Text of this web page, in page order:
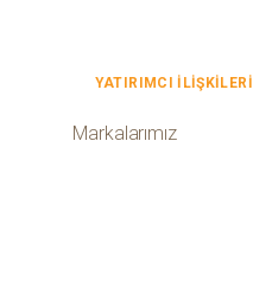
YATIRIMCI İLİŞKİLERİ
Markalarımız